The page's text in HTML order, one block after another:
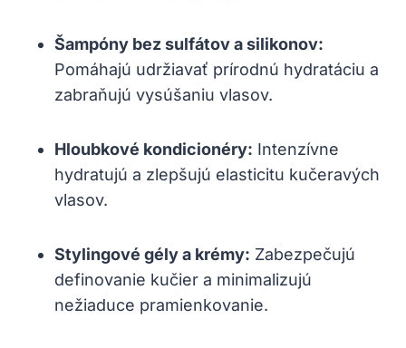
Šampóny bez sulfátov a silikonov:
Pomáhajú udržiavať prírodnú hydratáciu a
zabraňujú⁤ vysúšaniu vlasov.
Hloubkové kondicionéry: Intenzívne
hydratujú a zlepšujú elasticitu kučeravých
vlasov.
Stylingové gély ⁤a krémy: Zabezpečujú
definovanie kučier a minimalizujú
nežiaduce pramienkovanie.